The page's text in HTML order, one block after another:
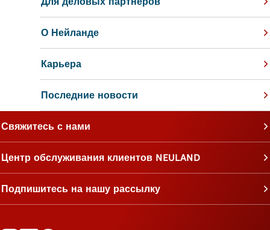
О Нейланде
Карьера
Последние новости
Свяжитесь с нами
Центр обслуживания клиентов NEULAND
Подпишитесь на нашу рассылку